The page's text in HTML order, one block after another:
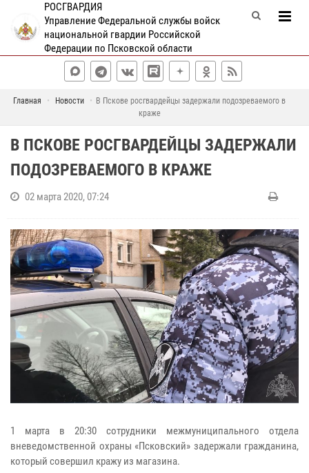
РОСГВАРДИЯ
Управление Федеральной службы войск
национальной гвардии Российской
Федерации по Псковской области
Главная Новости
В Пскове росгвардейцы задержали подозреваемого в
краже
В ПСКОВЕ РОСГВАРДЕЙЦЫ ЗАДЕРЖАЛИ
ПОДОЗРЕВАЕМОГО В КРАЖЕ
02 марта 2020, 07:24
1 марта в 20:30 сотрудники межмуниципального отдела
вневедомственной охраны «Псковский» задержали гражданина,
который совершил кражу из магазина.